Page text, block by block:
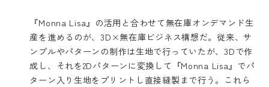
『Monna Lisa』の活用と合わせて無在庫オンデマンド生
産を進めるのが、3D×無在庫ビジネス構想だ。従来、サ
ンプルやパターンの制作は生地で行っていたが、3Dで作
成し、それを2Dパターンに変換して『Monna Lisa』でパ
ターン入り生地をプリントし直接縫製まで行う。これら